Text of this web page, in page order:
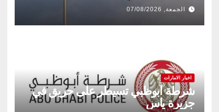
الجمعة, 07/08/2026
اخبار الامارات
شرطة أبوظبي تسيطر على حريق في
جزيرة ياس